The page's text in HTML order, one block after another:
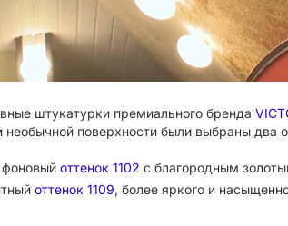
штукатурки премиального бренда
необычной поверхности были выбраны два
фоновый оттенок 1102 с благородным
оттенок 1109, более яркого и